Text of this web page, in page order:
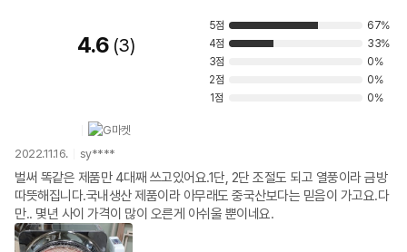
4.6 3
5점
67%
4점
33%
3점
0%
2점
0%
1점
0%
2022.11.16. sy****
벌써 똑같은 제품만 4대째 쓰고있어요.1단, 2단 조절도 되고 열풍이라 금방
따뜻해집니다.국내생산 제품이라 아무래도 중국산보다는 믿음이 가고요.다
만.. 몇년 사이 가격이 많이 오른게 아쉬울 뿐이네요.